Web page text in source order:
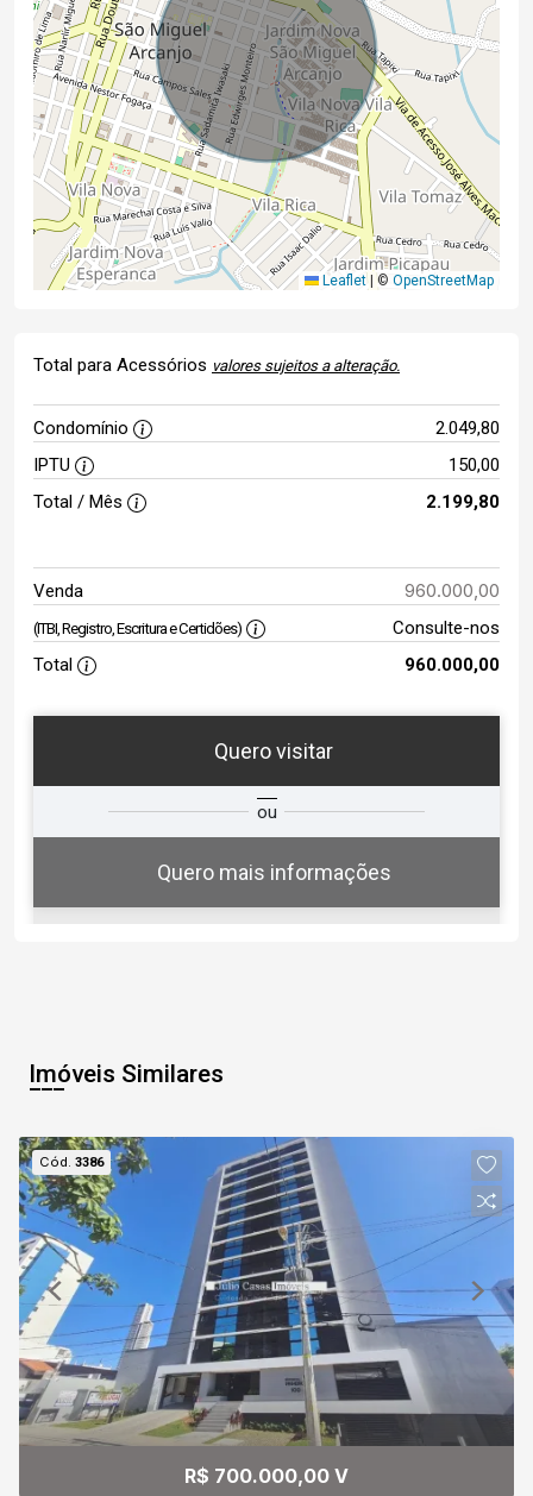
Leaflet | © OpenStreetMap
Total para Acessórios valores sujeitos a alteração.
Condomínio
2.049,80
IPTU
150,00
Total / Mês
2.199,80
Venda 960.000,00
(ITBI, Registro, Escritura e Certidões)
Consulte-nos
Total
960.000,00
Quero visitar
ou
Quero mais informações
Qual o melhor dia e horário para
você?
09
10
Aug/Mon
11
Aug/Tue
12
14:30
15:00
15:30
Continuar
Imóveis Similares
Cód.3386
R$ 700.000,00 V